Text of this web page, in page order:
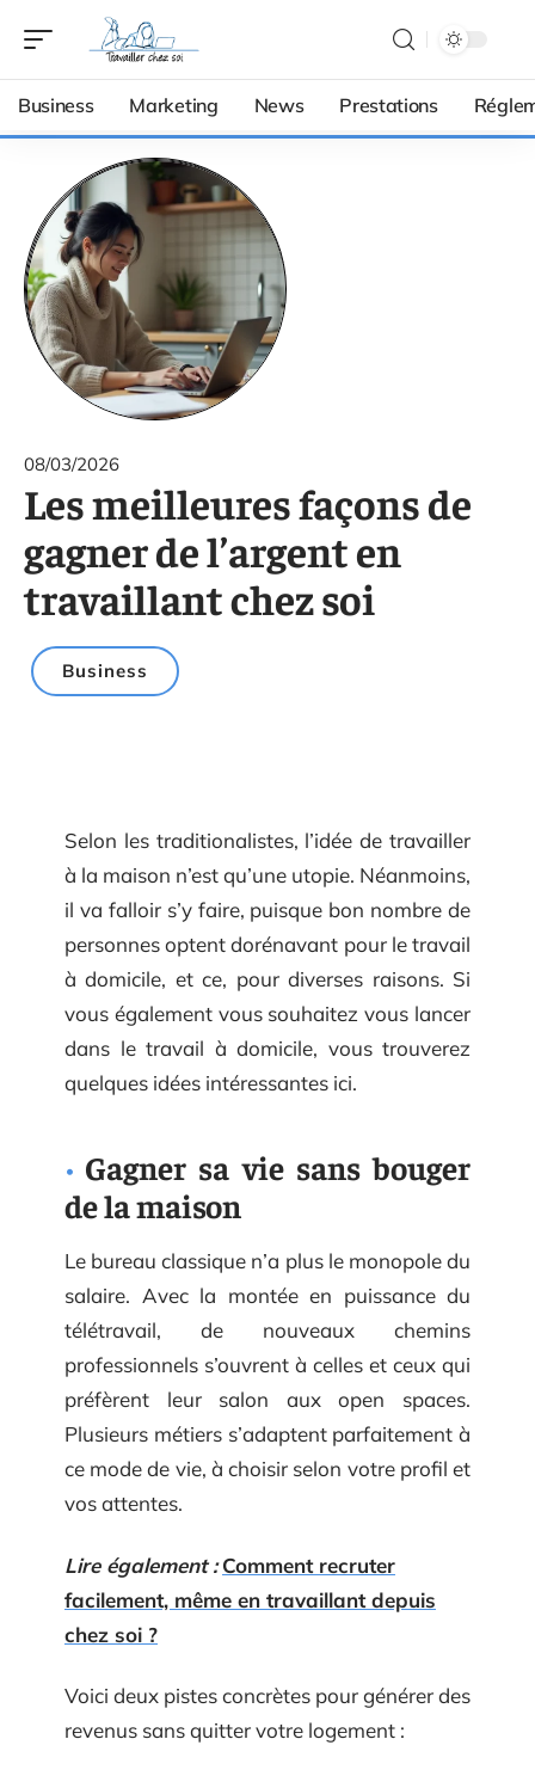
Business Marketing News Prestations
08/03/2026
Les meilleures façons de
gagner de l’argent en
travaillant chez soi
Business
Selon les traditionalistes, l’idée de travailler
à la maison n’est qu’une utopie. Néanmoins,
il va falloir s’y faire, puisque bon nombre de
personnes optent dorénavant pour le travail
à domicile, et ce, pour diverses raisons. Si
vous également vous souhaitez vous lancer
dans le travail à domicile, vous trouverez
quelques idées intéressantes ici.
Gagner sa vie sans bouger
de la maison
Le bureau classique n’a plus le monopole du
salaire. Avec la montée en puissance du
télétravail, de nouveaux chemins
professionnels s’ouvrent à celles et ceux qui
préfèrent leur salon aux open spaces.
Plusieurs métiers s’adaptent parfaitement à
ce mode de vie, à choisir selon votre profil et
vos attentes.
Lire également : Comment recruter
facilement, même en travaillant depuis
chez soi ?
Voici deux pistes concrètes pour générer des
revenus sans quitter votre logement :